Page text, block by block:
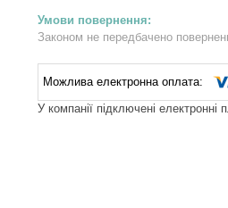
Законом не передбачено
У компанії підключені